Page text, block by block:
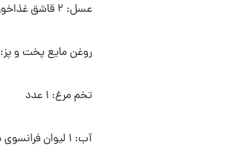
عسل: ۲ قاشق غذاخوری
روغن مایع پخت و پز: ۲ قاشق غذاخوری
تخم مرغ: ۱ عدد
آب: ۱ لیوان فرانسوی دسته‌دار